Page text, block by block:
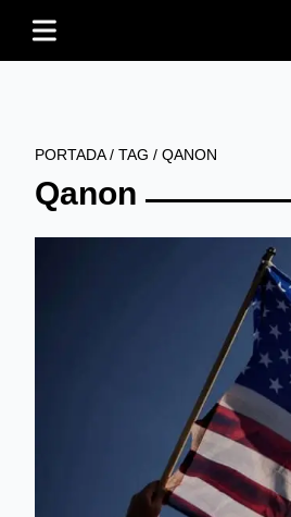
PORTADA/ TAG / QANON
Qanon